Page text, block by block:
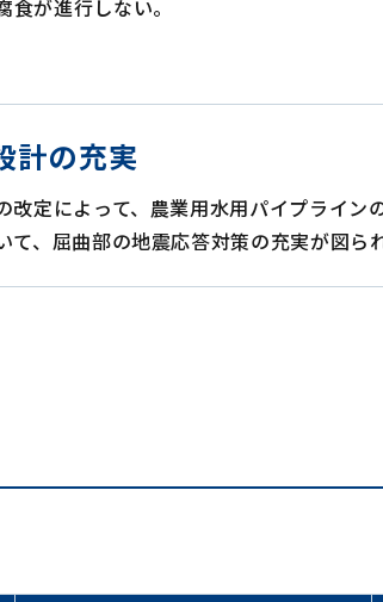
が進行しない。
計の充実
定によって、農業用水用パイプライ
、屈曲部の地震応答対策の充実が図ら